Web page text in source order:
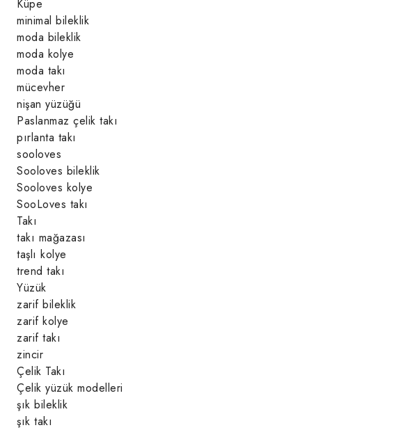
Küpe
minimal bileklik
moda bileklik
moda kolye
moda takı
mücevher
nişan yüzüğü
Paslanmaz çelik takı
pırlanta takı
sooloves
Sooloves bileklik
Sooloves kolye
SooLoves takı
Takı
takı mağazası
taşlı kolye
trend takı
Yüzük
zarif bileklik
zarif kolye
zarif takı
zincir
Çelik Takı
Çelik yüzük modelleri
şık bileklik
şık takı